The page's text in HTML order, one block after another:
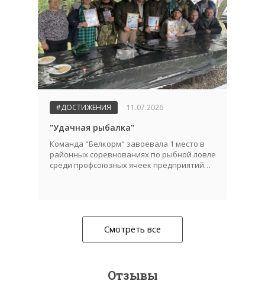
#ДОСТИЖЕНИЯ 11.07.2026
"Удачная рыбалка"
Команда "Белкорм" завоевала 1 место в
районных соревнованиях по рыбной ловле
среди профсоюзных ячеек предприятий
Смотреть все
Отзывы